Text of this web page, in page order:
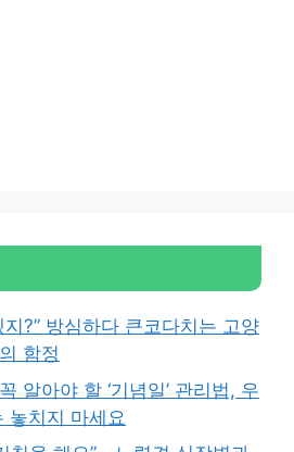
?” 방심하다 큰코다치는 고양
함정
알아야 할 ‘기념일’ 관리법, 우
놓치지 마세요